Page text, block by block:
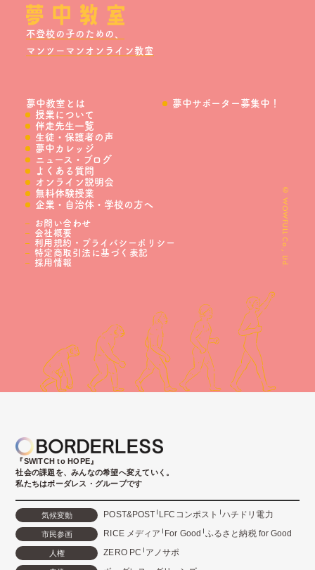
不登校の子のための、
マンツーマンオンライン教室
夢中教室とは
授業について
伴走先生一覧
生徒・保護者の声
夢中カレッジ
ニュース・ブログ
よくある質問
オンライン説明会
無料体験授業
企業・自治体・学校の方へ
夢中サポーター募集中！
お問い合わせ
会社概要
利用規約・プライバシーポリシー
特定商取引法に基づく表記
採用情報
© WOWFULL Co., Ltd.
『SWITCH to HOPE』
社会の課題を、みんなの希望へ変えていく。
私たちはボーダレス・グループです
気候変動 POST&POST LFCコンポスト ハチドリ電力
市民参画 RICE メディア For Good ふるさと納税 for Good
人権 ZERO PC アノサポ